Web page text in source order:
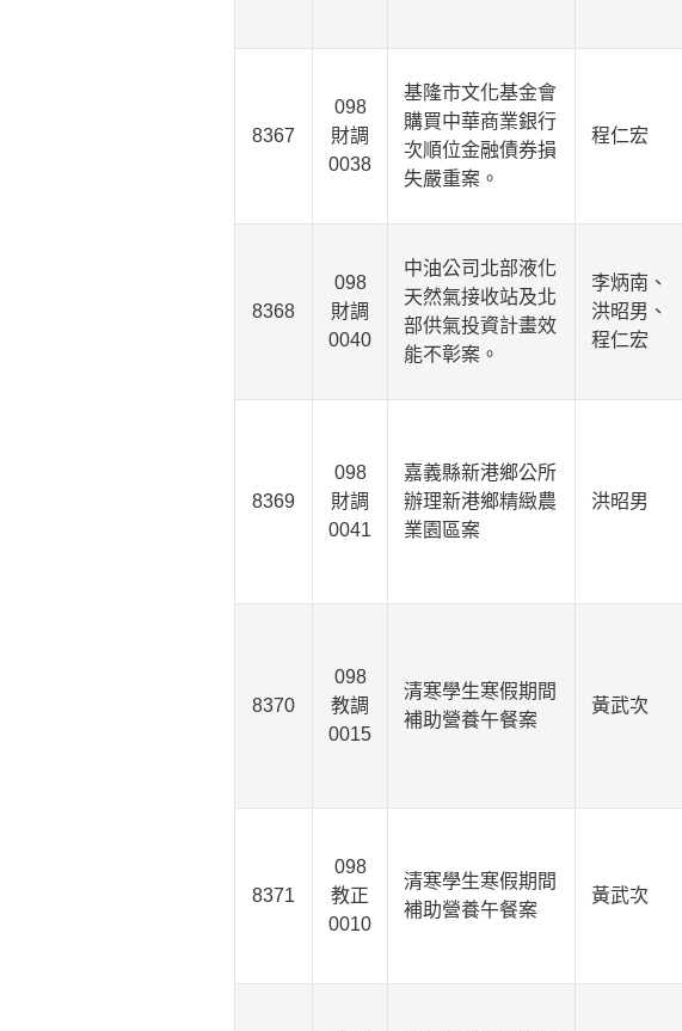
8367
098
財調
0038
基隆市文化基金會
購買中華商業銀行
次順位金融債券損
失嚴重案。
程仁宏
8368
098
財調
0040
中油公司北部液化
天然氣接收站及北
部供氣投資計畫效
能不彰案。
李炳南、
洪昭男、
程仁宏
8369
098
財調
0041
嘉義縣新港鄉公所
辦理新港鄉精緻農
業園區案
洪昭男
8370
098
教調
0015
清寒學生寒假期間
補助營養午餐案
黃武次
8371
098
教正
0010
清寒學生寒假期間
補助營養午餐案
黃武次